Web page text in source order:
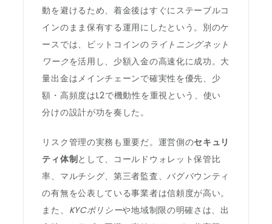
動を避けるため、着金後はすぐにステーブルコ
インのまま保有する運用にしたという。別のケ
ースでは、ビットコインの ライトニングネット
ワークを活用し、少額入金の高速化に成功。大
量出金はメインチェーンで確実性を優先、少
額・高頻度はL2で機動性を重視という、使い
分けの設計が功を奏した。
リスク管理の実務も重要だ。運営側のセキュリ
ティ体制として、コールドウォレット保管比
率、マルチシグ、第三者監査、バグバウンティ
の有無を公表している事業者は信頼度が高い。
また、 KYCポリシーや地域制限の明確さは、出